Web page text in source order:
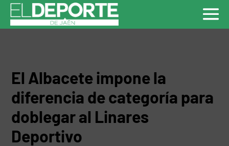
El Albacete impone la
diferencia de categoría para
doblegar al Linares
Deportivo